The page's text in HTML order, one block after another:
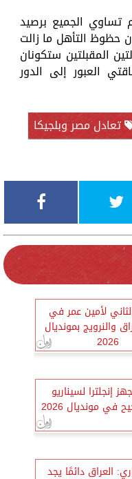
تساوي الجميع برصيد
حظوظ التأهل ما زالت
المقبلتين ستكونان
العبور إلى الدور
تعادل مصر وبلجيكا
لأمين عمر في
والنرويج بمونديال
2026
إنجلترا لسيناريو
في مونديال 2026
العراق دائمًا يجد